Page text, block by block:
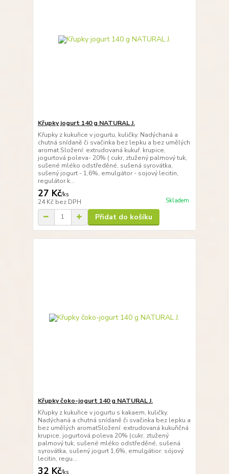
Křupky jogurt 140 g NATURAL J.
Křupky z kukuřice v jogurtu, kuličky. Nadýchaná a
chutná snídaně či svačinka bez lepku a bez umělých
aromat.Složení: extrudovaná kukuř. krupice,
jogurtová poleva- 20% ( cukr, ztužený palmový tuk,
sušené mléko odstředěné, sušená syrovátka,
sušený jogurt - 1,6%, emulgátor - sojový lecitin,
regulátor k...
27 Kč/ks
24 Kč bez DPH Skladem
Přidat do košíku
Křupky čoko-jogurt 140 g NATURAL J.
Křupky z kukuřice v jogurtu s kakaem, kuličky.
Nadýchaná a chutná snídaně či svačinka bez lepku a
bez umělých aromatSložení: extrudovaná kukuřičná
krupice, jogurtová poleva 20% (cukr, ztužený
palmový tuk, sušené mléko odstředěné, sušená
syrovátka, sušený jogurt 1,6%, emulgátior: sójový
lecitin, regu...
32 Kč/ks